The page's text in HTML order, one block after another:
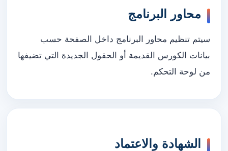
محاور البرنامج
سيتم تنظيم محاور البرنامج داخل الصفحة حسب
بيانات الكورس القديمة أو الحقول الجديدة التي تضيفها
من لوحة التحكم.
الشهادة والاعتماد